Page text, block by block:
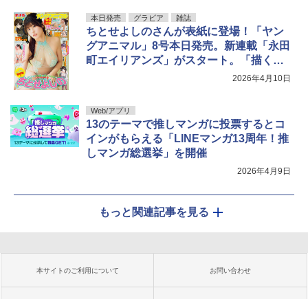
本日発売 グラビア 雑誌
ちとせよしのさんが表紙に登場！「ヤン
グアニマル」8号本日発売。新連載「永田
町エイリアンズ」がスタート。「描くな
るうえは」の書店フェア開催決定2026年4月10日
Web/アプリ
13のテーマで推しマンガに投票するとコ
インがもらえる「LINEマンガ13周年！推
しマンガ総選挙」を開催
2026年4月9日
もっと関連記事を見る
本サイトのご利用について お問い合わせ